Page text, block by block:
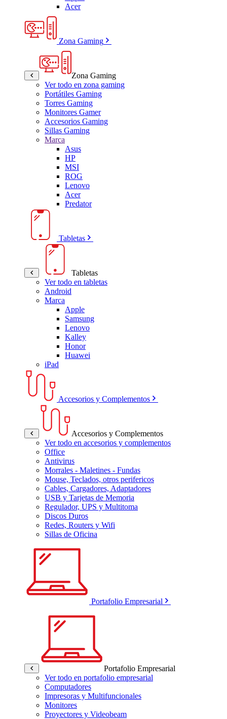
Acer
Zona Gaming
Zona Gaming
Ver todo en zona gaming
Portátiles Gaming
Torres Gaming
Monitores Gamer
Accesorios Gaming
Sillas Gaming
Marca
Asus
HP
MSI
ROG
Lenovo
Acer
Predator
Tabletas
Tabletas
Ver todo en tabletas
Android
Marca
Apple
Samsung
Lenovo
Kalley
Honor
Huawei
iPad
Accesorios y Complementos
Accesorios y Complementos
Ver todo en accesorios y complementos
Office
Antivirus
Morrales - Maletines - Fundas
Mouse, Teclados, otros perifericos
Cables, Cargadores, Adaptadores
USB y Tarjetas de Memoria
Regulador, UPS y Multitoma
Discos Duros
Redes, Routers y Wifi
Sillas de Oficina
Portafolio Empresarial
Portafolio Empresarial
Ver todo en portafolio empresarial
Computadores
Impresoras y Multifuncionales
Monitores
Proyectores y Videobeam